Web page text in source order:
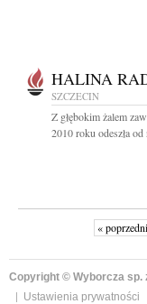
HALINA
SZCZECIN
Z głębokim żalem
2010 roku odeszła
«
Copyright © Wyborcza sp.
Ustawienia prywatności